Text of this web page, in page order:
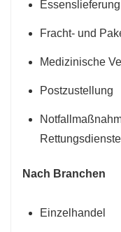
Essenslieferung
Fracht- und
Medizinische
Postzustellung
Rettungsdienste
Nach Branchen
Einzelhandel